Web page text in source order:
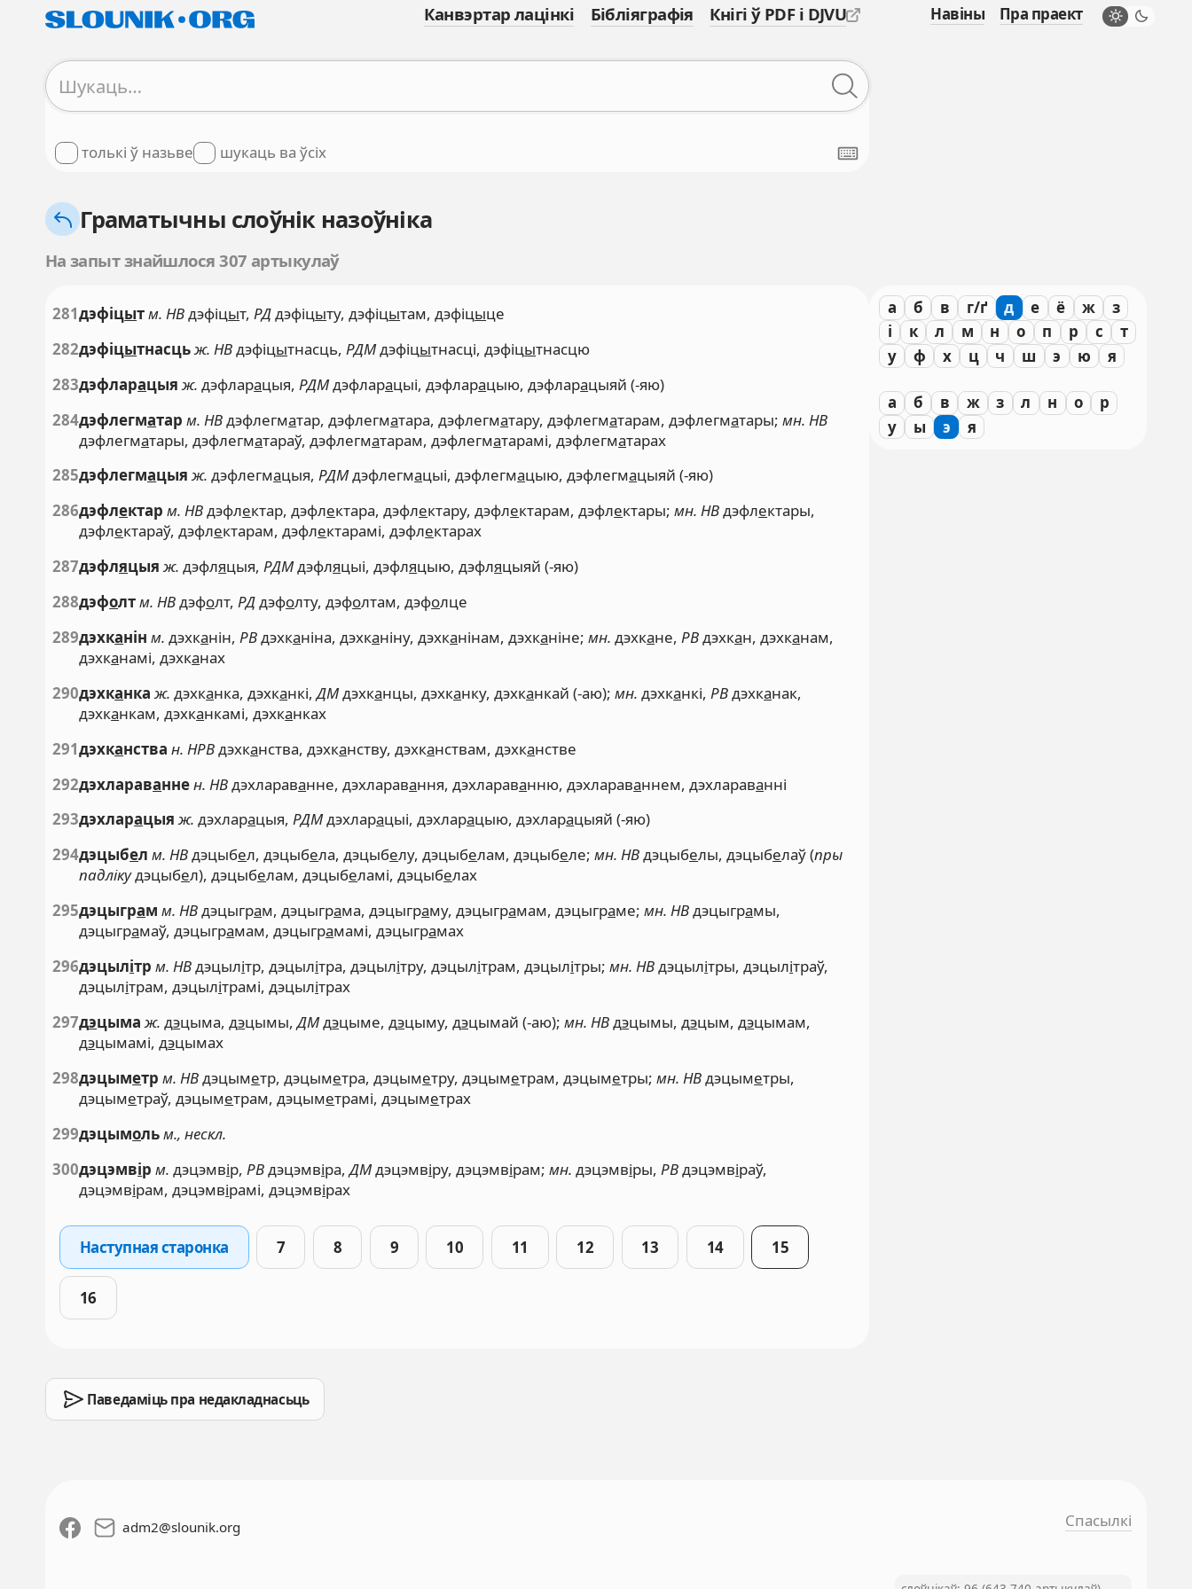
Канвэртар лацінкі Бібліяграфія Кнігі ў PDF і DJVU Навіны Пра праект
толькі ў назьве шукаць ва ўсіх
Граматычны слоўнік назоўніка
На запыт знайшлося 307 артыкулаў
а б в г/ґ д е ё ж
з
і
к л м н о п р с
т
у
ф х ц ч ш э ю я
а б в ж з л н о
р
у
ы э я
281дэфіцытм. НВдэфіцыт,РДдэфіцыту, дэфіцытам, дэфіцыце
282дэфіцытнасцьж. НВдэфіцытнасць,РДМдэфіцытнасці, дэфіцытнасцю
283дэфларацыя ж. дэфларацыя,РДМдэфларацыі, дэфларацыю, дэфларацыяй (-яю)
284дэфлегматар м. НВдэфлегматар, дэфлегматара, дэфлегматару, дэфлегматарам, дэфлегматары;мн. НВ
дэфлегматары, дэфлегматараў, дэфлегматарам, дэфлегматарамі, дэфлегматарах
285дэфлегмацыя ж. дэфлегмацыя,РДМдэфлегмацыі, дэфлегмацыю, дэфлегмацыяй (-яю)
286дэфлектар м. НВдэфлектар, дэфлектара, дэфлектару, дэфлектарам, дэфлектары;мн. НВдэфлектары,
дэфлектараў, дэфлектарам, дэфлектарамі, дэфлектарах
287дэфляцыя ж. дэфляцыя,РДМдэфляцыі, дэфляцыю, дэфляцыяй (-яю)
288дэфолтм. НВдэфолт,РДдэфолту, дэфолтам, дэфолце
289дэхканін м. дэхканін,РВдэхканіна, дэхканіну, дэхканінам, дэхканіне;мн. дэхкане,РВдэхкан, дэхканам,
дэхканамі, дэхканах
290дэхканка ж. дэхканка, дэхканкі,ДМдэхканцы, дэхканку, дэхканкай (-аю);мн. дэхканкі,РВдэхканак,
дэхканкам, дэхканкамі, дэхканках
291дэхканства н. НРВдэхканства, дэхканству, дэхканствам, дэхканстве
292дэхлараваннен. НВдэхлараванне, дэхларавання, дэхлараванню, дэхлараваннем, дэхлараванні
293дэхларацыя ж. дэхларацыя,РДМдэхларацыі, дэхларацыю, дэхларацыяй (-яю)
294дэцыбел м. НВдэцыбел, дэцыбела, дэцыбелу, дэцыбелам, дэцыбеле;мн. НВдэцыбелы, дэцыбелаў (пры
падлікудэцыбел), дэцыбелам, дэцыбеламі, дэцыбелах
295дэцыграм м. НВдэцыграм, дэцыграма, дэцыграму, дэцыграмам, дэцыграме;мн. НВдэцыграмы,
дэцыграмаў, дэцыграмам, дэцыграмамі, дэцыграмах
296дэцылітр м. НВдэцылітр, дэцылітра, дэцылітру, дэцылітрам, дэцылітры;мн. НВдэцылітры, дэцылітраў,
дэцылітрам, дэцылітрамі, дэцылітрах
297дэцыма ж. дэцыма, дэцымы,ДМдэцыме, дэцыму, дэцымай (-аю);мн. НВдэцымы, дэцым, дэцымам,
дэцымамі, дэцымах
298дэцыметр м. НВдэцыметр, дэцыметра, дэцыметру, дэцыметрам, дэцыметры;мн. НВдэцыметры,
дэцыметраў, дэцыметрам, дэцыметрамі, дэцыметрах
299дэцымольм., нескл.
300дэцэмвір м. дэцэмвір, РВдэцэмвіра,ДМдэцэмвіру, дэцэмвірам;мн. дэцэмвіры, РВдэцэмвіраў,
дэцэмвірам, дэцэмвірамі, дэцэмвірах
Наступная старонка 7 8 9 10 11 12 13 14 15
16
Паведаміць пра недакладнасьць
adm2@slounik.org Спасылкі